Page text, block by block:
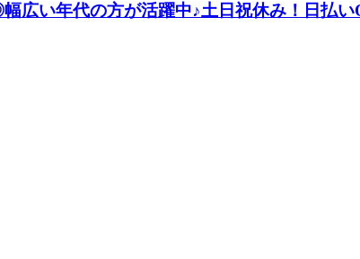
広い年代の方が活躍中♪土日祝休み！日払